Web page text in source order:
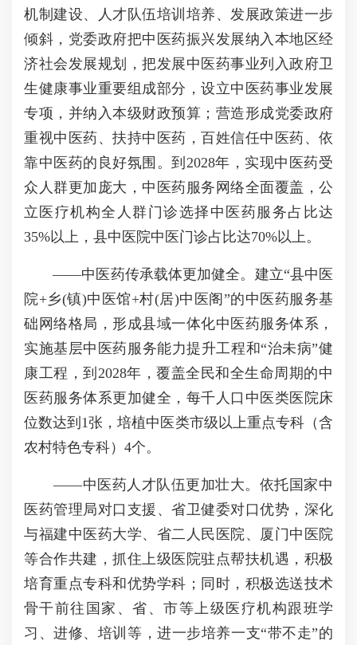
机制建设、人才队伍培训培养、发展政策进一步
倾斜，党委政府把中医药振兴发展纳入本地区经
济社会发展规划，把发展中医药事业列入政府卫
生健康事业重要组成部分，设立中医药事业发展
专项，并纳入本级财政预算；营造形成党委政府
重视中医药、扶持中医药，百姓信任中医药、依
靠中医药的良好氛围。到2028年，实现中医药受
众人群更加庞大，中医药服务网络全面覆盖，公
立医疗机构全人群门诊选择中医药服务占比达
35%以上，县中医院中医门诊占比达70%以上。
——中医药传承载体更加健全。建立“县中医
院+乡(镇)中医馆+村(居)中医阁”的中医药服务基
础网络格局，形成县域一体化中医药服务体系，
实施基层中医药服务能力提升工程和“治未病”健
康工程，到2028年，覆盖全民和全生命周期的中
医药服务体系更加健全，每千人口中医类医院床
位数达到1张，培植中医类市级以上重点专科（含
农村特色专科）4个。
——中医药人才队伍更加壮大。依托国家中
医药管理局对口支援、省卫健委对口优势，深化
与福建中医药大学、省二人民医院、厦门中医院
等合作共建，抓住上级医院驻点帮扶机遇，积极
培育重点专科和优势学科；同时，积极选送技术
骨干前往国家、省、市等上级医疗机构跟班学
习、进修、培训等，进一步培养一支“带不走”的